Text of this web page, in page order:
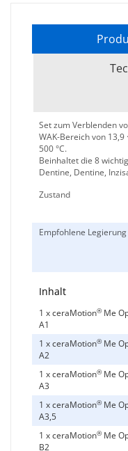
Set zum Verblenden
WAK-Bereich von 13,9
500 °C.
Beinhaltet die 8
Dentine, Dentine,
Zustand
Empfohlene Legierung
Inhalt
1 x ceraMotion® Me
A1
1 x ceraMotion® Me
A2
1 x ceraMotion® Me
A3
1 x ceraMotion® Me
A3,5
1 x ceraMotion® Me
B2